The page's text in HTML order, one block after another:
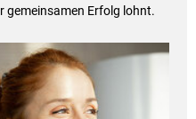
gemeinsamen Erfolg lohnt.